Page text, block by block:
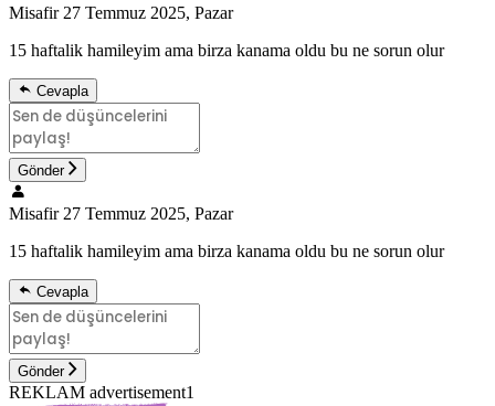
Misafir 27 Temmuz 2025, Pazar
15 haftalik hamileyim ama birza kanama oldu bu ne sorun olur
Cevapla
Gönder
Misafir 27 Temmuz 2025, Pazar
15 haftalik hamileyim ama birza kanama oldu bu ne sorun olur
Cevapla
Gönder
REKLAM advertisement1